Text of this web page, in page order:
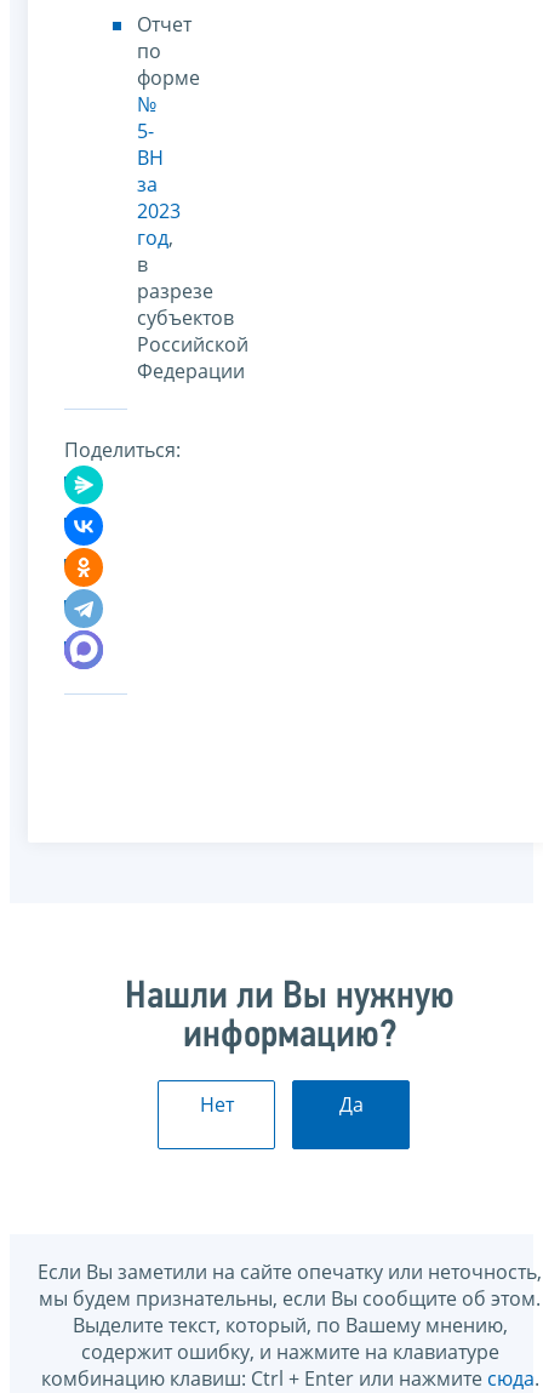
Отчет
по
форме
№
5-
ВН
за
2023
год,
в
разрезе
субъектов
Российской
Федерации
Поделиться:
Нашли ли Вы нужную
информацию?
Нет Да
Если Вы заметили на сайте опечатку или неточность,
мы будем признательны, если Вы сообщите об этом.
Выделите текст, который, по Вашему мнению,
содержит ошибку, и нажмите на клавиатуре
комбинацию клавиш: Ctrl + Enter или нажмите сюда.